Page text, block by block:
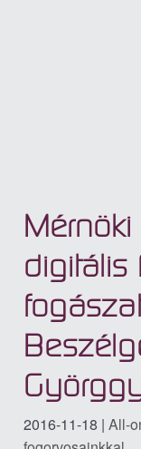
digitális
2016-11-18 | All-